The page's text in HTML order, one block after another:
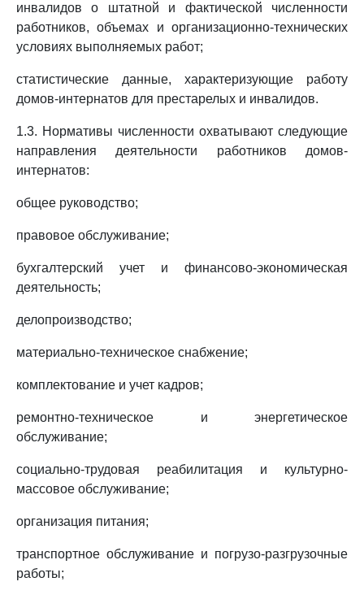
инвалидов о штатной и фактической численности
работников, объемах и организационно-технических
условиях выполняемых работ;
статистические данные, характеризующие работу
домов-интернатов для престарелых и инвалидов.
1.3. Нормативы численности охватывают следующие
направления деятельности работников домов-
интернатов:
общее руководство;
правовое обслуживание;
бухгалтерский учет и финансово-экономическая
деятельность;
делопроизводство;
материально-техническое снабжение;
комплектование и учет кадров;
ремонтно-техническое и энергетическое
обслуживание;
социально-трудовая реабилитация и культурно-
массовое обслуживание;
организация питания;
транспортное обслуживание и погрузо-разгрузочные
работы;